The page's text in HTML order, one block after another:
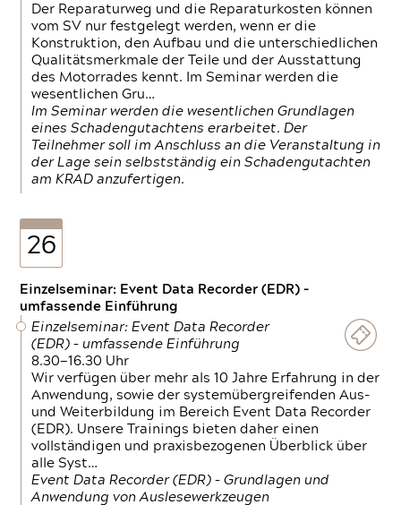
Der Reparaturweg und die Reparaturkosten können
vom SV nur festgelegt werden, wenn er die
Konstruktion, den Aufbau und die unterschiedlichen
Qualitätsmerkmale der Teile und der Ausstattung
des Motorrades kennt. Im Seminar werden die
wesentlichen Gru…
Im Seminar werden die wesentlichen Grundlagen
eines Schadengutachtens erarbeitet. Der
Teilnehmer soll im Anschluss an die Veranstaltung in
der Lage sein selbstständig ein Schadengutachten
am KRAD anzufertigen.
26
Einzelseminar: Event Data Recorder (EDR) –
umfassende Einführung
Einzelseminar: Event Data Recorder
(EDR) – umfassende Einführung
8.30—16.30 Uhr
Wir verfügen über mehr als 10 Jahre Erfahrung in der
Anwendung, sowie der systemübergreifenden Aus-
und Weiterbildung im Bereich Event Data Recorder
(EDR). Unsere Trainings bieten daher einen
vollständigen und praxisbezogenen Überblick über
alle Syst…
Event Data Recorder (EDR) – Grundlagen und
Anwendung von Auslesewerkzeugen